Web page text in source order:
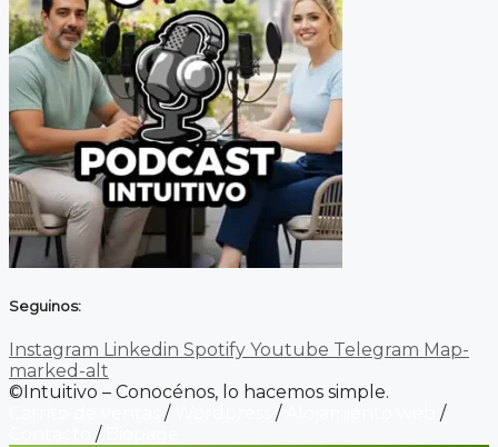
Seguinos:
Instagram Linkedin Spotify Youtube Telegram Map-
marked-alt
©Intuitivo – Conocénos, lo hacemos simple.
/ /
/
/